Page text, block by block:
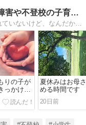
子育ての常識解放ブログ〜発達障害や不登校の子育てを応援〜
発達障害や不登校、また診断などはされていないけど、なんだか他の子と違う個性的な子。個性に合わせた方がいいのか、集団についていけるようにしつけた方がいいのか。悩むママへ子どもへの具体的な対応法や考え方をお届けします。
りの子が
っかけは
夏休みはお母
める時間です
20日前